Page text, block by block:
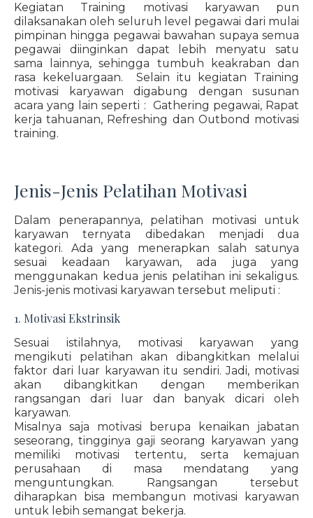
Kegiatan Training motivasi karyawan pun
dilaksanakan oleh seluruh level pegawai dari mulai
pimpinan hingga pegawai bawahan supaya semua
pegawai diinginkan dapat lebih menyatu satu
sama lainnya, sehingga tumbuh keakraban dan
rasa kekeluargaan. Selain itu kegiatan Training
motivasi karyawan digabung dengan susunan
acara yang lain seperti : Gathering pegawai, Rapat
kerja tahuanan, Refreshing dan Outbond motivasi
training.
Jenis-Jenis Pelatihan Motivasi
Dalam penerapannya, pelatihan motivasi untuk
karyawan ternyata dibedakan menjadi dua
kategori. Ada yang menerapkan salah satunya
sesuai keadaan karyawan, ada juga yang
menggunakan kedua jenis pelatihan ini sekaligus.
Jenis-jenis motivasi karyawan tersebut meliputi :
1. Motivasi Ekstrinsik
Sesuai istilahnya, motivasi karyawan yang
mengikuti pelatihan akan dibangkitkan melalui
faktor dari luar karyawan itu sendiri. Jadi, motivasi
akan dibangkitkan dengan memberikan
rangsangan dari luar dan banyak dicari oleh
karyawan.
Misalnya saja motivasi berupa kenaikan jabatan
seseorang, tingginya gaji seorang karyawan yang
memiliki motivasi tertentu, serta kemajuan
perusahaan di masa mendatang yang
menguntungkan. Rangsangan tersebut
diharapkan bisa membangun motivasi karyawan
untuk lebih semangat bekerja.